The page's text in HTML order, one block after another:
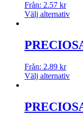
Från: 2.57 kr
Välj alternativ
Från: 2.89 kr
Välj alternativ